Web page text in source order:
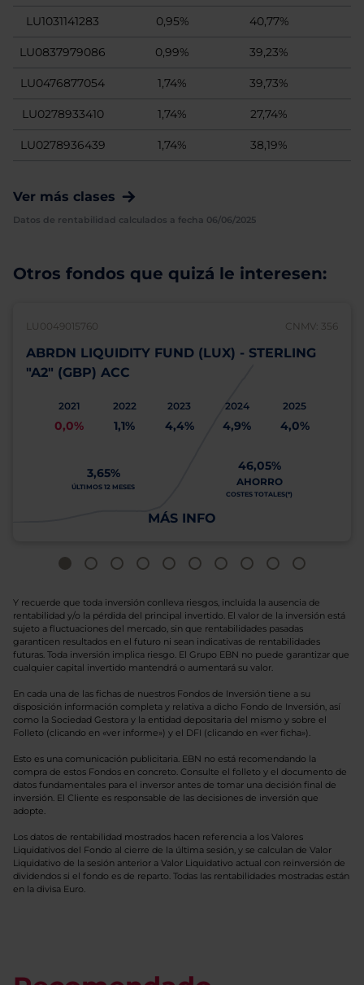
LU1031141283 0,95% 40,77%
LU0837979086 0,99% 39,23%
LU0476877054 1,74% 39,73%
LU0278933410 1,74% 27,74%
LU0278936439 1,74% 38,19%
Ver más clases
Datos de rentabilidad calculados a fecha 06/06/2025
Otros fondos que quizá le interesen:
LU0049015760 CNMV: 356
ABRDN LIQUIDITY FUND (LUX) - STERLING
"A2" (GBP) ACC
2021
0,0%
2022
1,1%
2023
4,4%
2024
4,9%
2025
4,0%
3,65%
ÚLTIMOS 12 MESES
46,05%
AHORRO
COSTES TOTALES(*)
MÁS INFO
Y recuerde que toda inversión conlleva riesgos, incluida la ausencia de
rentabilidad y/o la pérdida del principal invertido. El valor de la inversión está
sujeto a fluctuaciones del mercado, sin que rentabilidades pasadas
garanticen resultados en el futuro ni sean indicativas de rentabilidades
futuras. Toda inversión implica riesgo. El Grupo EBN no puede garantizar que
cualquier capital invertido mantendrá o aumentará su valor.
En cada una de las fichas de nuestros Fondos de Inversión tiene a su
disposición información completa y relativa a dicho Fondo de Inversión, así
como la Sociedad Gestora y la entidad depositaria del mismo y sobre el
Folleto (clicando en «ver informe») y el DFI (clicando en «ver ficha»).
Esto es una comunicación publicitaria. EBN no está recomendando la
compra de estos Fondos en concreto. Consulte el folleto y el documento de
datos fundamentales para el inversor antes de tomar una decisión final de
inversión. El Cliente es responsable de las decisiones de inversión que
adopte.
Los datos de rentabilidad mostrados hacen referencia a los Valores
Liquidativos del Fondo al cierre de la última sesión, y se calculan de Valor
Liquidativo de la sesión anterior a Valor Liquidativo actual con reinversión de
dividendos si el fondo es de reparto. Todas las rentabilidades mostradas están
en la divisa Euro.